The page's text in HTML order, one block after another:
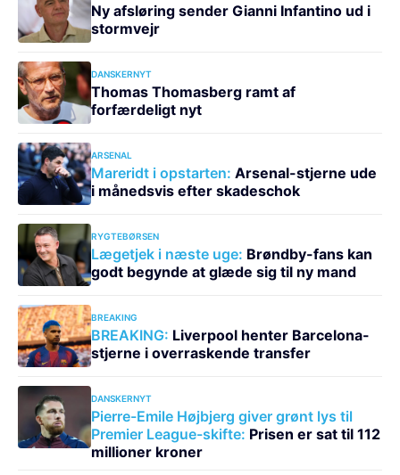
Ny afsløring sender Gianni Infantino ud i
stormvejr
DANSKERNYT
Thomas Thomasberg ramt af
forfærdeligt nyt
ARSENAL
Mareridt i opstarten: Arsenal-stjerne ude
i månedsvis efter skadeschok
RYGTEBØRSEN
Lægetjek i næste uge: Brøndby-fans kan
godt begynde at glæde sig til ny mand
BREAKING
BREAKING: Liverpool henter Barcelona-
stjerne i overraskende transfer
DANSKERNYT
Pierre-Emile Højbjerg giver grønt lys til
Premier League-skifte: Prisen er sat til 112
millioner kroner